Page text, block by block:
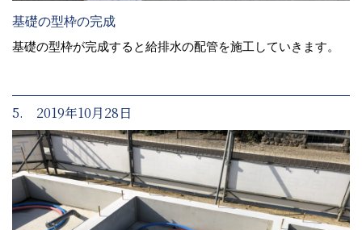
基礎の型枠の完成
基礎の型枠が完成すると給排水の配管を施工していきます。
5. 2019年10月28日